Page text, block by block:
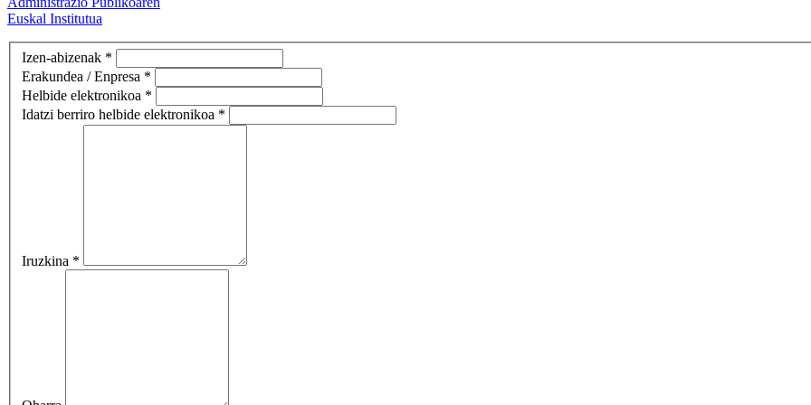
Euskal Institutua
Izen-abizenak *
Erakundea / Enpresa *
Helbide elektronikoa *
Idatzi berriro helbide elektronikoa *
Iruzkina *